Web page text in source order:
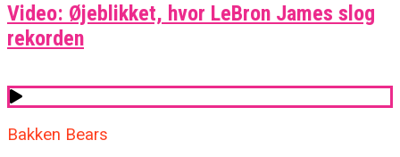
Video: Øjeblikket, hvor LeBron James slog
rekorden
Bakken Bears